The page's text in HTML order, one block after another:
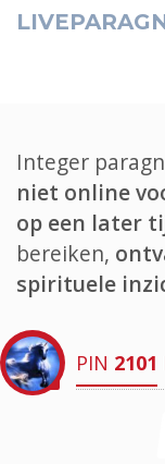
Integer
niet online
op een later
bereiken,
spirituele
PIN 2101